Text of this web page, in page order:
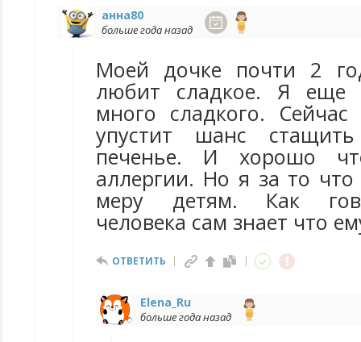
анна80
больше года назад
Моей дочке почти 2
любит сладкое. Я еще
много сладкого.
упустит шанс
печенье. И хорошо
аллергии. Но я за то
меру детям. Как
человека сам знает что
ОТВЕТИТЬ
Elena_Ru
больше года назад